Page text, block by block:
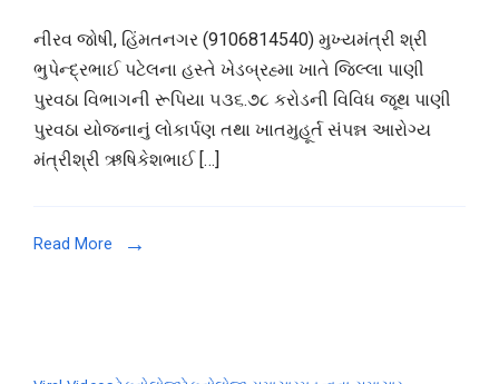
ખાતે
જિલ્લા
પાણી
પુરવઠા
નીરવ જોષી, હિંમતનગર (9106814540) મુખ્યમંત્રી શ્રી
ભુપેન્દ્રભાઈ પટેલના હસ્તે ખેડબ્રહ્મા ખાતે જિલ્લા પાણી
પુરવઠા વિભાગની રૂપિયા ૫૩૬.૭૮ કરોડની વિવિધ જૂથ પાણી
પુરવઠા યોજનાનું લોકાર્પણ તથા ખાતમુહૂર્ત સંપન્ન આરોગ્ય
મંત્રીશ્રી ઋષિકેશભાઈ […]
Read More